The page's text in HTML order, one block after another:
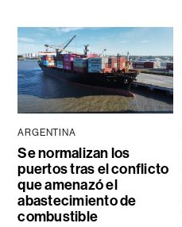
ARGENTINA
Se normalizan los
puertos tras el conflicto
que amenazó el
abastecimiento de
combustible